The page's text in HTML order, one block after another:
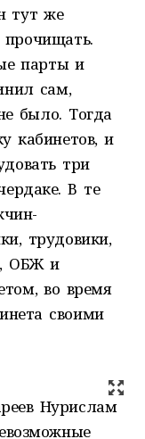
тут же
прочищать.
парты и
сам,
было. Тогда
кабинетов, и
три
В те
трудовики,
ОБЖ и
во время
своими
Нурислам